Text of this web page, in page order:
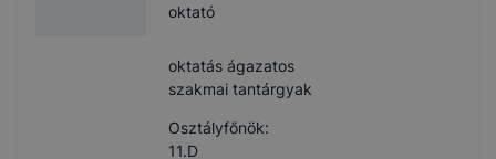
oktató
oktatás ágazatos
szakmai tantárgyak
Osztályfőnök:
11.D